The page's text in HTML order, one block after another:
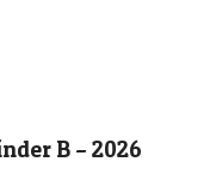
B – 2026